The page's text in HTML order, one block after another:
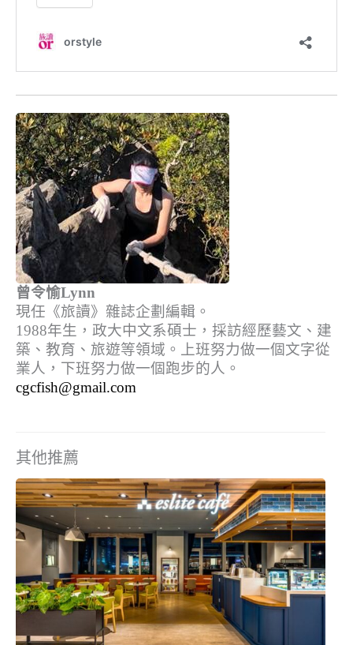
曾令愉Lynn
現任《旅讀》雜誌企劃編輯。
1988年生，政大中文系碩士，採訪經歷藝文、建
築、教育、旅遊等領域。上班努力做一個文字從
業人，下班努力做一個跑步的人。
cgcfish@gmail.com
其他推薦